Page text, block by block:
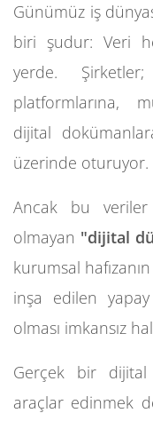
Günümüz iş
biri şudur: Veri
yerde.
platformlarına,
dijital
üzerinde oturuyor.
Ancak bu
olmayan "dijital
kurumsal
inşa edilen
olması imkansız
Gerçek bir
araçlar edinmek